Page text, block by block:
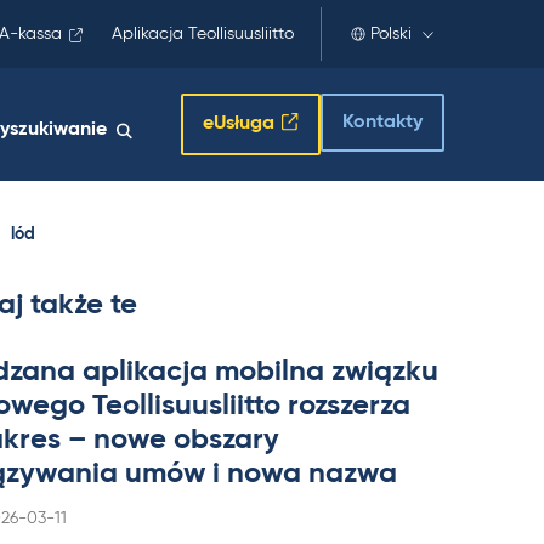
A-kassa Aplikacja Teollisuusliitto Polski
eUsługa Kontakty
lód
także te
apli­kacja mo­bilna związku
Teol­li­suus­liitto rozszerza
– nowe obszary
umów i nowa nazwa
03-11